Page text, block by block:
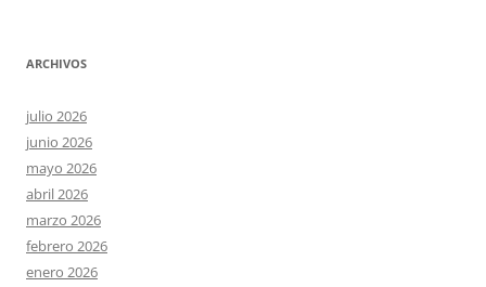
ARCHIVOS
julio 2026
junio 2026
mayo 2026
abril 2026
marzo 2026
febrero 2026
enero 2026